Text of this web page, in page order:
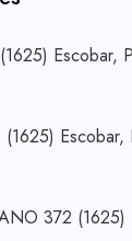
Escobar,
Escobar,
372 (1625)